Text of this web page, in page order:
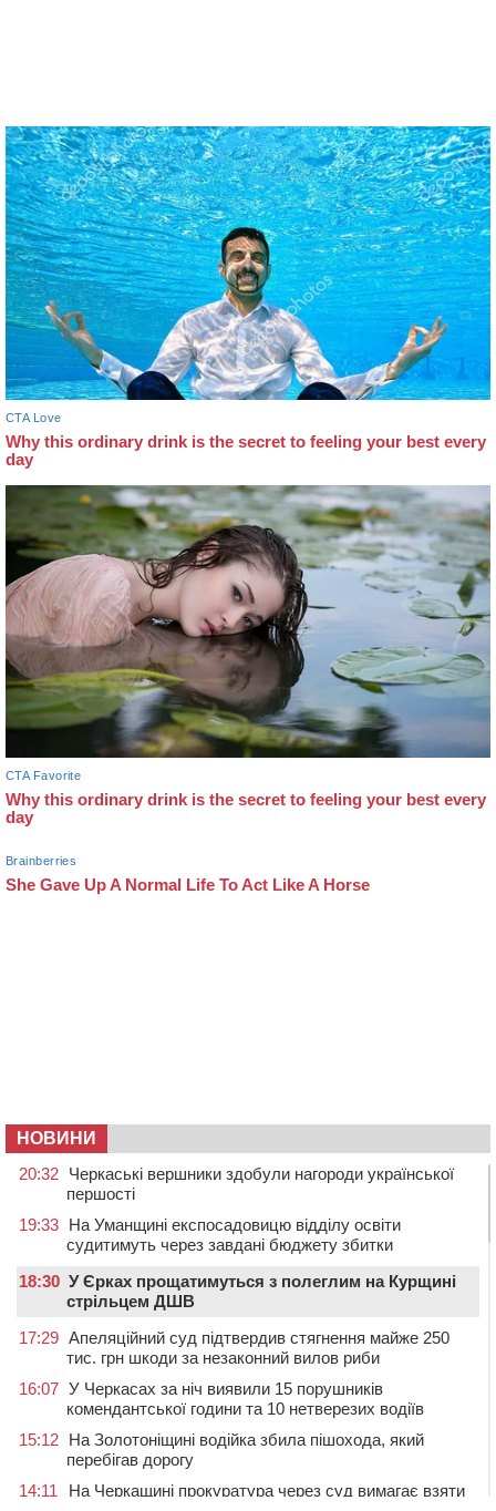
НОВИНИ
20:32 Черкаські вершники здобули нагороди української
першості
19:33 На Уманщині експосадовицю відділу освіти
судитимуть через завдані бюджету збитки
18:30 У Єрках прощатимуться з полеглим на Курщині
стрільцем ДШВ
17:29 Апеляційний суд підтвердив стягнення майже 250
тис. грн шкоди за незаконний вилов риби
16:07 У Черкасах за ніч виявили 15 порушників
комендантської години та 10 нетверезих водіїв
15:12 На Золотоніщині водійка збила пішохода, який
перебігав дорогу
14:11
На Черкащині прокуратура через суд вимагає взяти